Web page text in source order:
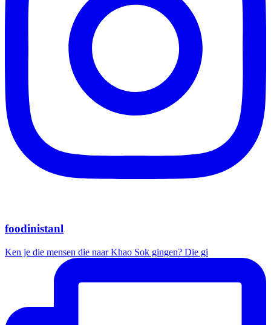
foodinistanl
Ken je die mensen die naar Khao Sok gingen? Die gi